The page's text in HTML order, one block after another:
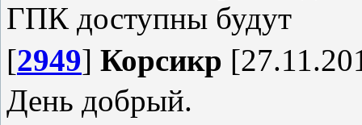
ГПК доступны будут
[2949] Корсикр
День добрый.